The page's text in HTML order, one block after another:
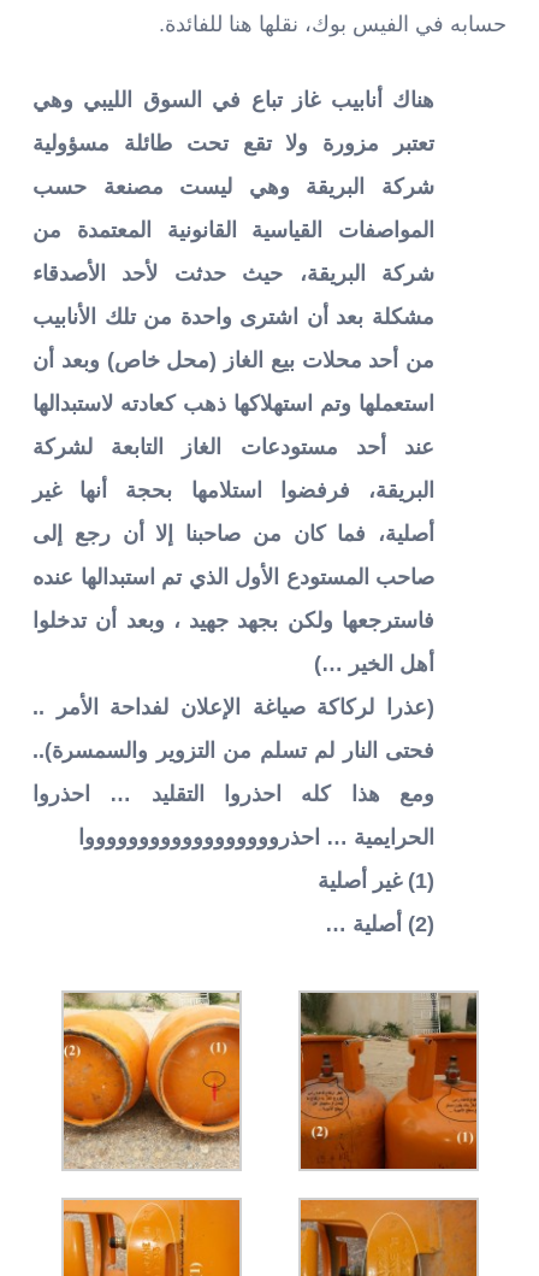
حسابه في الفيس بوك، نقلها هنا للفائدة.
هناك أنابيب غاز تباع في السوق الليبي وهي
تعتبر مزورة ولا تقع تحت طائلة مسؤولية
شركة البريقة وهي ليست مصنعة حسب
المواصفات القياسية القانونية المعتمدة من
شركة البريقة، حيث حدثت لأحد الأصدقاء
مشكلة بعد أن اشترى واحدة من تلك الأنابيب
من أحد محلات بيع الغاز (محل خاص) وبعد أن
استعملها وتم استهلاكها ذهب كعادته لاستبدالها
عند أحد مستودعات الغاز التابعة لشركة
البريقة، فرفضوا استلامها بحجة أنها غير
أصلية، فما كان من صاحبنا إلا أن رجع إلى
صاحب المستودع الأول الذي تم استبدالها عنده
فاسترجعها ولكن بجهد جهيد ، وبعد أن تدخلوا
أهل الخير …)
(عذرا لركاكة صياغة الإعلان لفداحة الأمر ..
فحتى النار لم تسلم من التزوير والسمسرة)..
ومع هذا كله احذروا التقليد … احذروا
الحرايمية … احذرووووووووووووووووووا
(1) غير أصلية
(2) أصلية …